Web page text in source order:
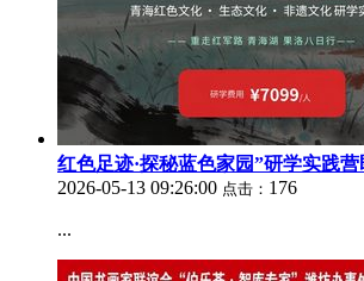
红色足迹·探秘蓝色家园”研学实践
2026-05-13 09:26:00 点击： 176
...